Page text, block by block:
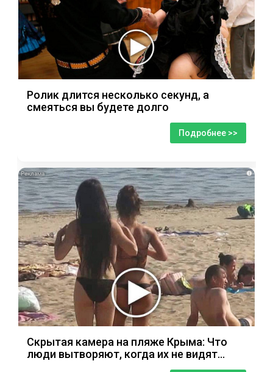
Ролик длится несколько секунд, а
смеяться вы будете долго
Подробнее >>
i
Скрытая камера на пляже Крыма: Что
люди вытворяют, когда их не видят...